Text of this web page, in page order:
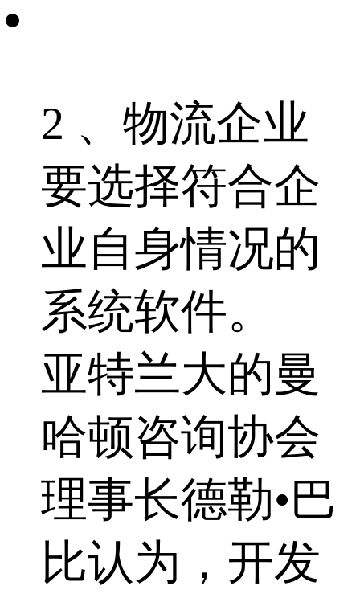
2 、物流企业
要选择符合企
业自身情况的
系统软件。
亚特兰大的曼
哈顿咨询协会
理事长德勒•巴
比认为，开发